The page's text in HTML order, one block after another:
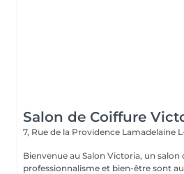
Salon de Coiffure
7, Rue de la Providence Lamadelaine
Bienvenue au Salon Victoria, un salon
professionnalisme et bien-être sont